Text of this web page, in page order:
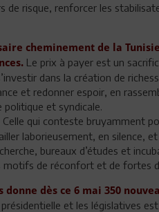
de risque, renforcer les
cheminement de la
Le prix à payer est un
dans la création de
et redonner espoir, en
et syndicale.
Celle qui conteste bruyamment
laborieusement, en silence,
bureaux d’études et
motifs de réconfort et de fortes
dès ce 6 mai 350
présidentielle et les législatives